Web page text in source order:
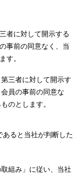
者に対して開示する
事前の同意なく、当
す。
三者に対して開示す
員の事前の同意な
のとします。
ると当社が判断した
組み」に従い、当社